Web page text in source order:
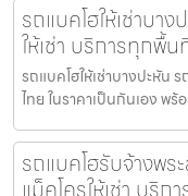
รถแบคโฮให้เช่าบา
ให้เช่า บริการทุกพื้
รถแบคโฮให้เช่าบางปะหัน
ไทย ในราคาเป็นกันเอง
รถแบคโฮรับจ้างพร